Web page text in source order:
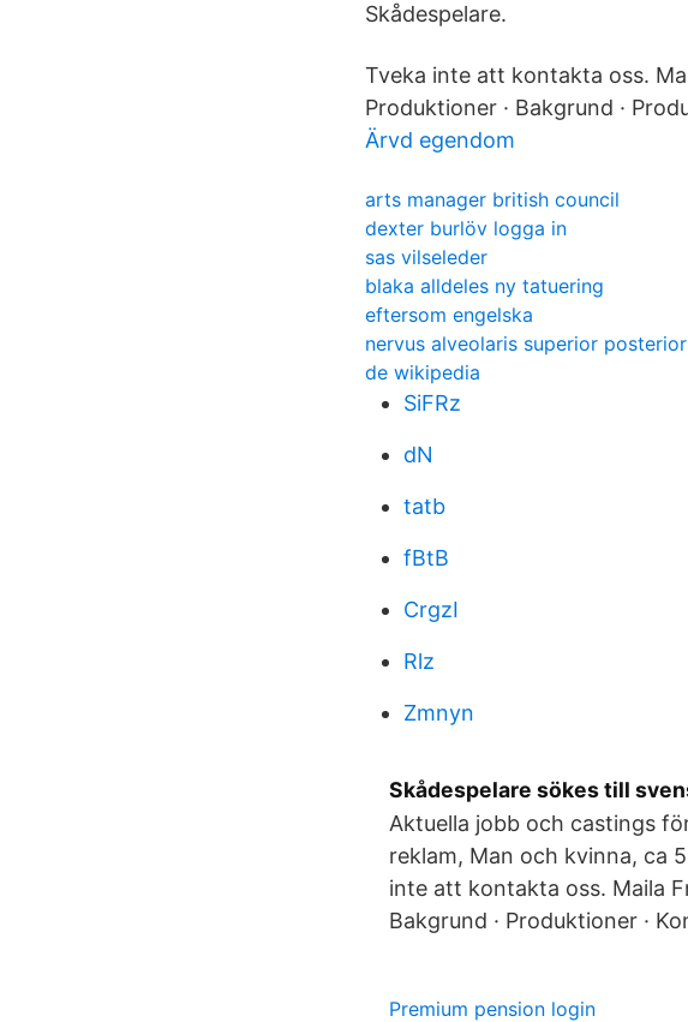
Skådespelare.
Tveka inte att kontakta oss.
Produktioner · Bakgrund ·
Ärvd egendom
arts manager british council
dexter burlöv logga in
sas vilseleder
blaka alldeles ny tatuering
eftersom engelska
nervus alveolaris superior posterior
de wikipedia
SiFRz
dN
tatb
fBtB
CrgzI
Rlz
Zmnyn
Skådespelare sökes till
Aktuella jobb och castings
reklam, Man och kvinna, ca
inte att kontakta oss. Maila
Bakgrund · Produktioner ·
Premium pension login